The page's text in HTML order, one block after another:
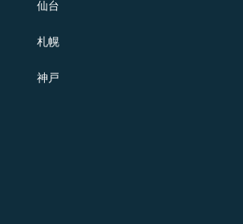
仙台
札幌
神戸